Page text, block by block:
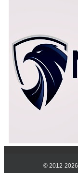
© 2012-2026